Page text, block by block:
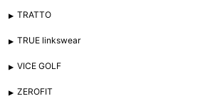
TRATTO
TRUE linkswear
VICE GOLF
ZEROFIT